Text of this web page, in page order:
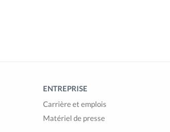
ENTREPRISE
Carrière et emplois
Matériel de presse